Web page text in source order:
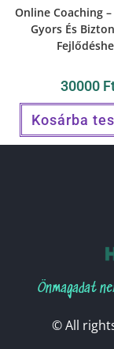
Online Coaching
Gyors És
30000
Kosárba
Önmagadat
© All